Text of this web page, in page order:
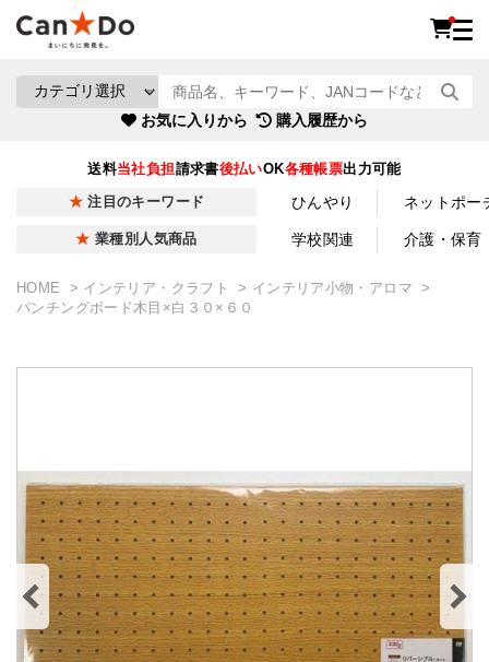
お気に入りから 購入履歴から
送料当社負担請求書後払いOK各種帳票出力可能
注目のキーワード ひんやり ネットポー
業種別人気商品 学校関連 介護・保育
HOME インテリア・クラフト
インテリア小物・アロマ
パンチングボード木目×白３０×６０